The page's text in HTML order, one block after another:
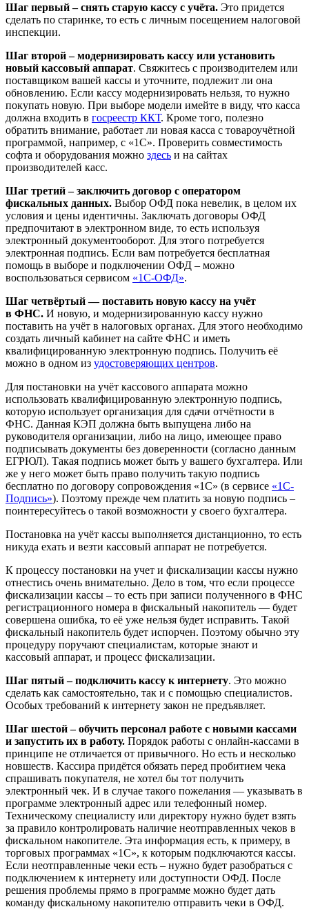
Шаг первый – снять старую кассу с учёта. Это придется
сделать по старинке, то есть с личным посещением налоговой
инспекции.
Шаг второй – модернизировать кассу или установить
новый кассовый аппарат. Свяжитесь с производителем или
поставщиком вашей кассы и уточните, подлежит ли она
обновлению. Если кассу модернизировать нельзя, то нужно
покупать новую. При выборе модели имейте в виду, что касса
должна входить в госреестр ККТ. Кроме того, полезно
обратить внимание, работает ли новая касса с товароучётной
программой, например, с «1С». Проверить совместимость
софта и оборудования можно здесь и на сайтах
производителей касс.
Шаг третий – заключить договор с оператором
фискальных данных. Выбор ОФД пока невелик, в целом их
условия и цены идентичны. Заключать договоры ОФД
предпочитают в электронном виде, то есть используя
электронный документооборот. Для этого потребуется
электронная подпись. Если вам потребуется бесплатная
помощь в выборе и подключении ОФД – можно
воспользоваться сервисом «1С-ОФД».
Шаг четвёртый — поставить новую кассу на учёт
в ФНС. И новую, и модернизированную кассу нужно
поставить на учёт в налоговых органах. Для этого необходимо
создать личный кабинет на сайте ФНС и иметь
квалифицированную электронную подпись. Получить её
можно в одном из удостоверяющих центров.
Для постановки на учёт кассового аппарата можно
использовать квалифицированную электронную подпись,
которую использует организация для сдачи отчётности в
ФНС. Данная КЭП должна быть выпущена либо на
руководителя организации, либо на лицо, имеющее право
подписывать документы без доверенности (согласно данным
ЕГРЮЛ). Такая подпись может быть у вашего бухгалтера. Или
же у него может быть право получить такую подпись
бесплатно по договору сопровождения «1С» (в сервисе «1С-
Подпись»). Поэтому прежде чем платить за новую подпись –
поинтересуйтесь о такой возможности у своего бухгалтера.
Постановка на учёт кассы выполняется дистанционно, то есть
никуда ехать и везти кассовый аппарат не потребуется.
К процессу постановки на учет и фискализации кассы нужно
отнестись очень внимательно. Дело в том, что если процессе
фискализации кассы – то есть при записи полученного в ФНС
регистрационного номера в фискальный накопитель — будет
совершена ошибка, то её уже нельзя будет исправить. Такой
фискальный накопитель будет испорчен. Поэтому обычно эту
процедуру поручают специалистам, которые знают и
кассовый аппарат, и процесс фискализации.
Шаг пятый – подключить кассу к интернету. Это можно
сделать как самостоятельно, так и с помощью специалистов.
Особых требований к интернету закон не предъявляет.
Шаг шестой – обучить персонал работе с новыми кассами
и запустить их в работу. Порядок работы с онлайн-кассами в
принципе не отличается от привычного. Но есть и несколько
новшеств. Кассира придётся обязать перед пробитием чека
спрашивать покупателя, не хотел бы тот получить
электронный чек. И в случае такого пожелания — указывать в
программе электронный адрес или телефонный номер.
Техническому специалисту или директору нужно будет взять
за правило контролировать наличие неотправленных чеков в
фискальном накопителе. Эта информация есть, к примеру, в
торговых программах «1С», к которым подключаются кассы.
Если неотправленные чеки есть – нужно будет разобраться с
подключением к интернету или доступности ОФД. После
решения проблемы прямо в программе можно будет дать
команду фискальному накопителю отправить чеки в ОФД.